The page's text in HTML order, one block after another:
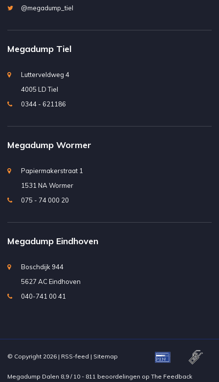
@megadump_tiel
Megadump Tiel
Lutterveldweg 4
4005 LD Tiel
0344 - 621186
Megadump Wormer
Papiermakerstraat 1
1531 NA Wormer
075 - 74 000 20
Megadump Eindhoven
Boschdijk 944
5627 AC Eindhoven
040-741 00 41
© Copyright 2026 | RSS-feed | Sitemap
Megadump Dalen 8,9 / 10 - 811 beoordelingen op The Feedback